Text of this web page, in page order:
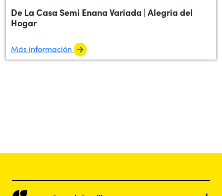
De La Casa Semi Enana Variada | Alegria del
Hogar
Más información